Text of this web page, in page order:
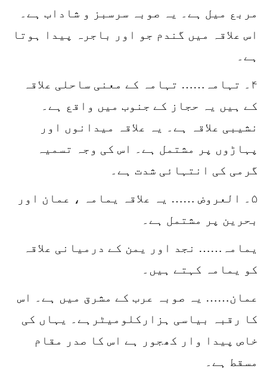
مربع میل ہے۔ یہ صوبہ سرسبز و شاداب ہے۔
اس علاقہ میں گندم جو اور باجرہ پیدا ہوتا
ہے۔
۴۔ تہامہ…… تہامہ کے معنی ساحلی علاقہ
کے ہیں یہ حجاز کے جنوب میں واقع ہے۔
نشیبی علاقہ ہے۔ یہ علاقہ میدانوں اور
پہاڑوں پر مشتمل ہے۔ اس کی وجہ تسمیہ
گرمی کی انتہائی شدت ہے۔
۵۔ العروض …… یہ علاقہ یمامہ ، عمان اور
بحرین پر مشتمل ہے۔
یمامہ…… نجد اور یمن کے درمیانی علاقہ
کو یمامہ کہتے ہیں۔
عمان…… یہ صوبہ عرب کے مشرق میں ہے۔ اس
کا رقبہ بیاسی ہزارکلومیٹرہے۔ یہاں کی
خاص پیدا وار کھجور ہے اس کا صدر مقام
مسقط ہے۔